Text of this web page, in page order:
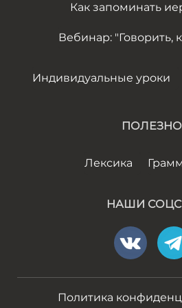
Как запоминать
Вебинар: "Говорить,
Индивидуальные уроки
Лексика
НАШИ
Политика